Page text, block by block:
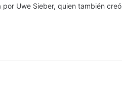
Uwe Sieber, quien también creó